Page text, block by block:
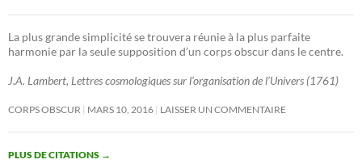
La plus grande simplicité se trouvera réunie à la plus parfaite
harmonie par la seule supposition d’un corps obscur dans le centre.
J.A. Lambert, Lettres cosmologiques sur l’organisation de l’Univers (1761)
CORPS OBSCUR MARS 10, 2016 LAISSER UN COMMENTAIRE
PLUS DE CITATIONS →